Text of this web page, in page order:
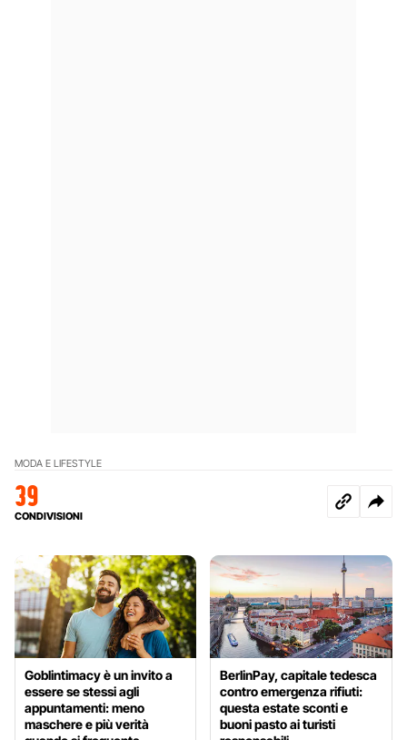
MODA E LIFESTYLE
39
CONDIVISIONI
Goblintimacy è un invito a
essere se stessi agli
appuntamenti: meno
maschere e più verità
BerlinPay, capitale tedesca
contro emergenza rifiuti:
questa estate sconti e
buoni pasto ai turisti